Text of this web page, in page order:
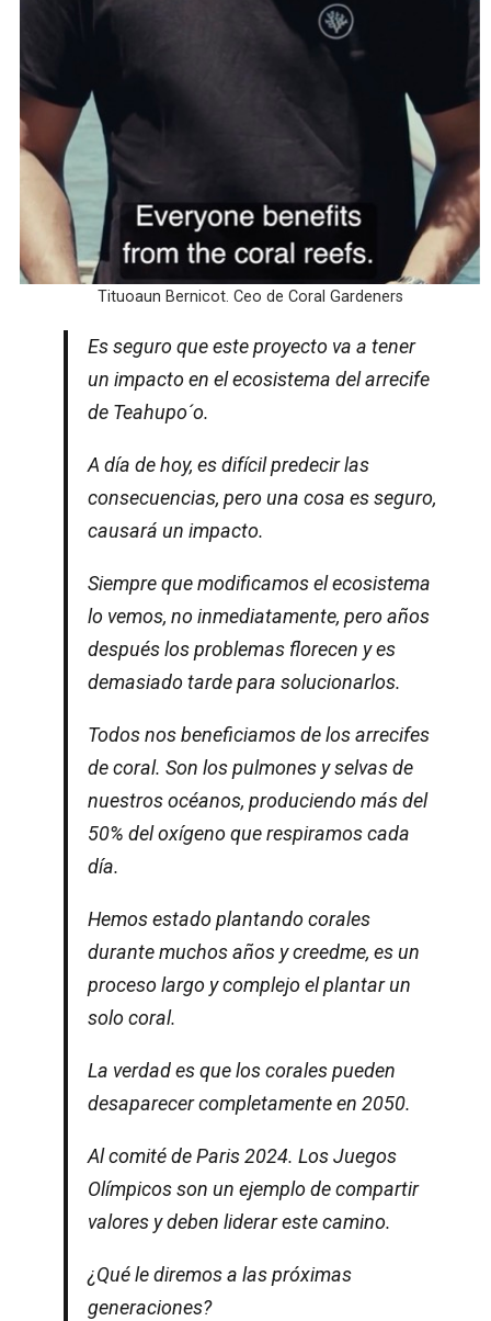
Tituoaun Bernicot. Ceo de Coral Gardeners
Es seguro que este proyecto va a tener
un impacto en el ecosistema del arrecife
de Teahupo´o.
A día de hoy, es difícil predecir las
consecuencias, pero una cosa es seguro,
causará un impacto.
Siempre que modificamos el ecosistema
lo vemos, no inmediatamente, pero años
después los problemas florecen y es
demasiado tarde para solucionarlos.
Todos nos beneficiamos de los arrecifes
de coral. Son los pulmones y selvas de
nuestros océanos, produciendo más del
50% del oxígeno que respiramos cada
día.
Hemos estado plantando corales
durante muchos años y creedme, es un
proceso largo y complejo el plantar un
solo coral.
La verdad es que los corales pueden
desaparecer completamente en 2050.
Al comité de Paris 2024. Los Juegos
Olímpicos son un ejemplo de compartir
valores y deben liderar este camino.
¿Qué le diremos a las próximas
generaciones?